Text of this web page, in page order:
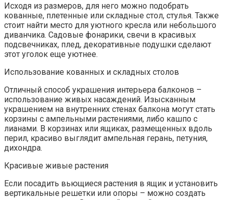
Исходя из размеров, для него можно подобрать
кованные, плетенные или складные стол, стулья. Также
стоит найти место для уютного кресла или небольшого
диванчика. Садовые фонарики, свечи в красивых
подсвечниках, плед, декоративные подушки сделают
этот уголок еще уютнее.
Использование кованных и складных столов
Отличный способ украшения интерьера балконов –
использование живых насаждений. Изысканным
украшением на внутренних стенах балкона могут стать
корзины с ампельными растениями, либо кашпо с
лианами. В корзинах или ящиках, размещенных вдоль
перил, красиво выглядит ампельная герань, петуния,
дихондра.
Красивые живые растения
Если посадить вьющиеся растения в ящик и установить
вертикальные решетки или опоры – можно создать